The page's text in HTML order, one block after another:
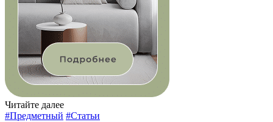
Читайте далее
#Предметный #Статьи